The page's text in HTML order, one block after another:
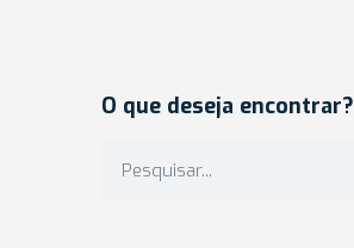
O que deseja encontrar?